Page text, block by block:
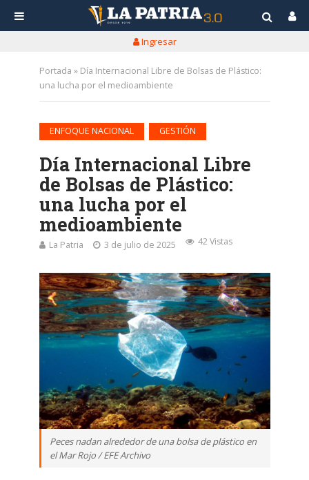
Ingresar
Portada » Día Internacional Libre de Bolsas de Plástico:
una lucha por el medioambiente
ENFOQUE NACIONAL GESTIÓN
Día Internacional Libre
de Bolsas de Plástico:
una lucha por el
medioambiente
La Patria 3 de julio de 2025 42 Vistas
Peces nadan alrededor de una bolsa de plástico en
el Mar Rojo / EFE Archivo